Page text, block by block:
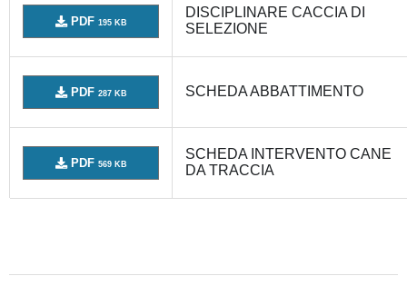
PDF 195 KB
DISCIPLINARE CACCIA DI
SELEZIONE
PDF 287 KB SCHEDA ABBATTIMENTO
PDF 569 KB
SCHEDA INTERVENTO CANE
DA TRACCIA